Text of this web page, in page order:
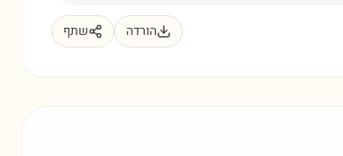
הורדה שתף